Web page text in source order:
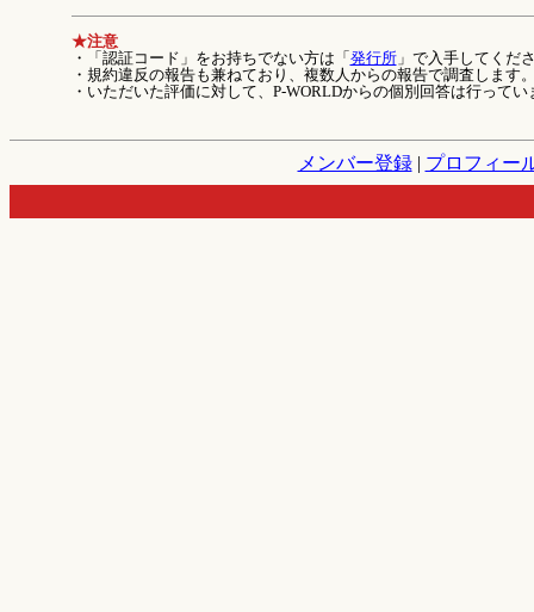
★注意
・「認証コード」をお持ちでない方は「 発行所」で入手してくだ
・規約違反の報告も兼ねており、複数人からの報告で調査します
・いただいた評価に対して、P-WORLDからの個別回答は行ってい
メンバー登録| プロフィー